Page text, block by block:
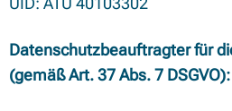
Datenschutzbeauftragter für
(gemäß Art. 37 Abs. 7 DSGVO):